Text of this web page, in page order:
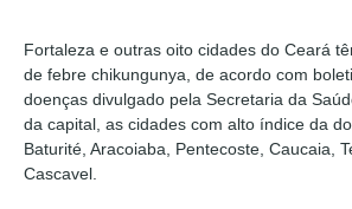
Fortaleza e outras oito cidades do Ceará
de febre chikungunya, de acordo com
doenças divulgado pela Secretaria da
da capital, as cidades com alto índice da
Baturité, Aracoiaba, Pentecoste, Caucaia,
Cascavel.